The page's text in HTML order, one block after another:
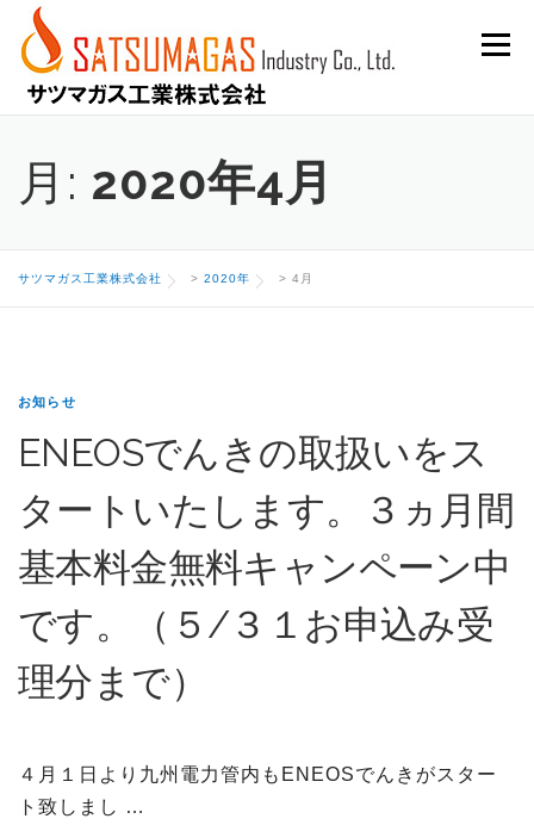
Skip
content
Menu
月: 2020年4月
サツマガス工業株式会社 > 2020年 > 4月
お知らせ
ENEOSでんきの取扱いをス
タートいたします。３ヵ月間
基本料金無料キャンペーン中
です。（５/３１お申込み受
理分まで）
４月１日より九州電力管内もENEOSでんきがスター
ト致しまし …